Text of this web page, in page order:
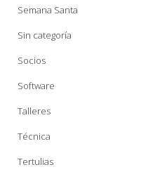
Semana Santa
Sin categoría
Socios
Software
Talleres
Técnica
Tertulias